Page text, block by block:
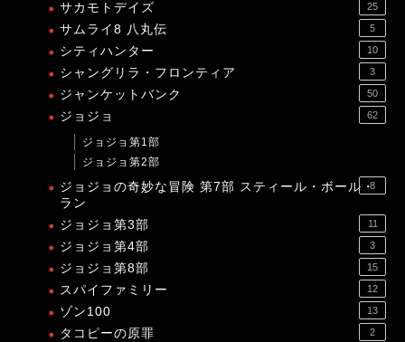
サカモトデイズ 25
サムライ8 八丸伝 5
シティハンター 10
シャングリラ・フロンティア 3
ジャンケットバンク 50
ジョジョ 62
ジョジョ第1部
ジョジョ第2部
ジョジョの奇妙な冒険 第7部 スティール・ボール・
ラン
8
ジョジョ第3部 11
ジョジョ第4部 3
ジョジョ第8部 15
スパイファミリー 12
ゾン100 13
タコピーの原罪 2